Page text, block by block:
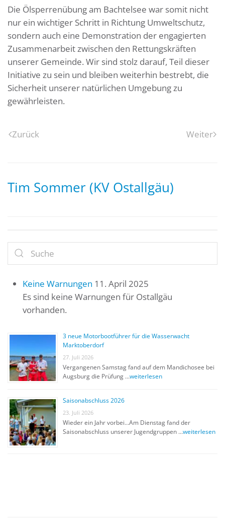
Die Ölsperrenübung am Bachtelsee war somit nicht
nur ein wichtiger Schritt in Richtung Umweltschutz,
sondern auch eine Demonstration der engagierten
Zusammenarbeit zwischen den Rettungskräften
unserer Gemeinde. Wir sind stolz darauf, Teil dieser
Initiative zu sein und bleiben weiterhin bestrebt, die
Sicherheit unserer natürlichen Umgebung zu
gewährleisten.
Zurück Weiter
Tim Sommer (KV Ostallgäu)
Keine Warnungen 11. April 2025
Es sind keine Warnungen für Ostallgäu
vorhanden.
3 neue Motorbootführer für die Wasserwacht
Marktoberdorf
27. Juli 2026
Vergangenen Samstag fand auf dem Mandichosee bei
Augsburg die Prüfung …weiterlesen
Saisonabschluss 2026
23. Juli 2026
Wieder ein Jahr vorbei…Am Dienstag fand der
Saisonabschluss unserer Jugendgruppen …weiterlesen